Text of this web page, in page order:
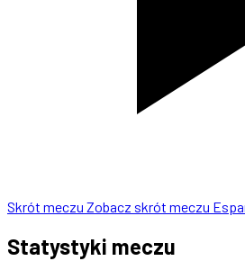
Skrót meczu Zobacz skrót meczu
Statystyki meczu